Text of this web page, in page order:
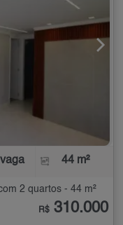
44 m²
2 quartos - 44 m²
R$ 310.000